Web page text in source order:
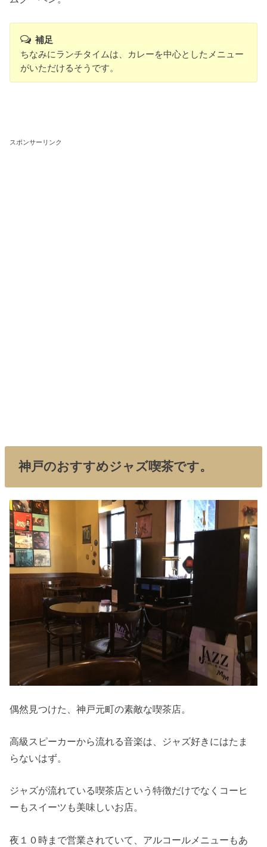
補足
ちなみにランチタイムは、カレーを中心としたメニュー
がいただけるそうです。
スポンサーリンク
神戸のおすすめジャズ喫茶です。
偶然見つけた、神戸元町の素敵な喫茶店。
高級スピーカーから流れる音楽は、ジャズ好きにはたま
らないはず。
ジャズが流れている喫茶店という特徴だけでなくコーヒ
ーもスイーツも美味しいお店。
夜１０時まで営業されていて、アルコールメニューもあ